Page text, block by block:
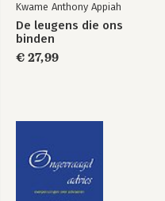
Kwame Anthony Appiah
De leugens die ons
binden
€ 27,99